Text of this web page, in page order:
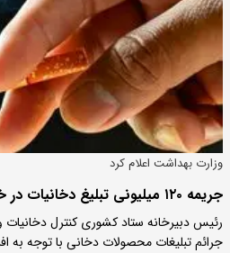
وزارت بهداشت اعلام کرد
جریمه ۱۲۰ میلیونی تبلیغ دخانیات در خرده فروشی
رئیس دبیرخانه ستاد کشوری کنترل دخانیات
جرائم تبلیغات محصولات دخانی با توجه به